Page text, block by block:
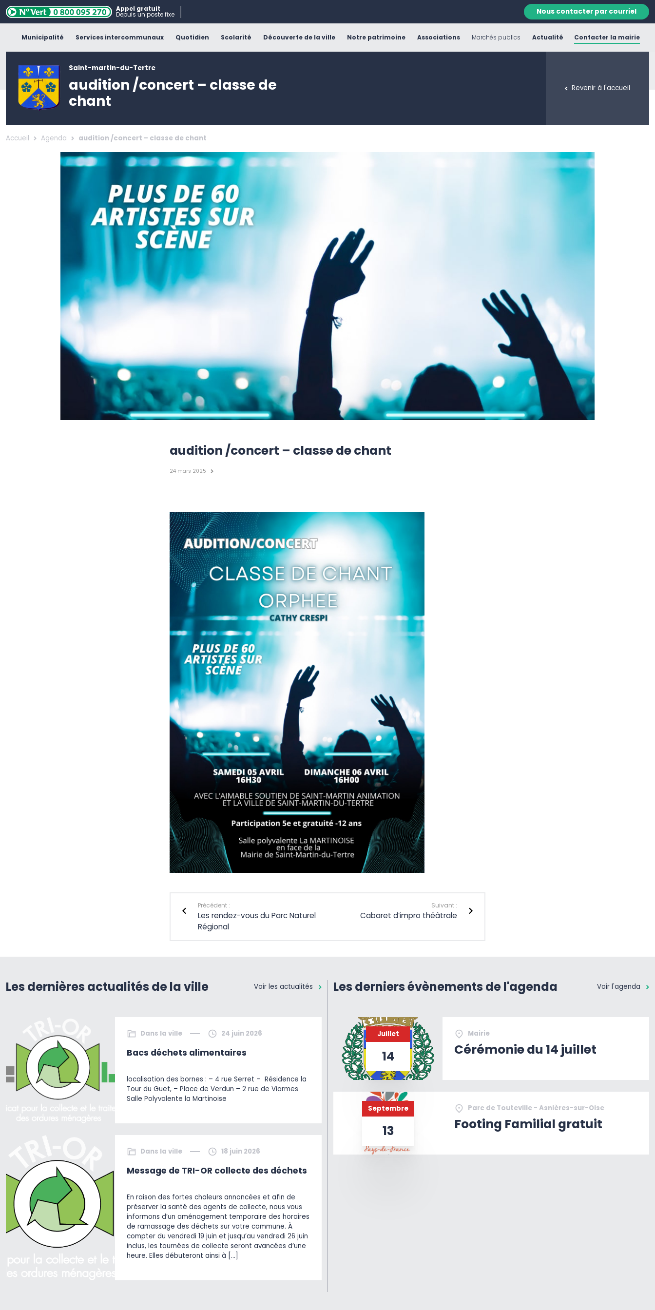
Appel gratuit
Depuis un poste fixe Nous contacter par courriel
Municipalité Services intercommunaux Quotidien Scolarité Découverte de la ville Notre patrimoine Associations Marchés publics Actualité Contacter la mairie
Saint-martin-du-Tertre
audition /concert – classe de
chant
Revenir à l'accueil
Accueil Agenda audition /concert – classe de chant
audition /concert – classe de chant
24 mars 2025
Précédent :
Les rendez-vous du Parc Naturel
Régional
Suivant :
Cabaret d’impro théâtrale
Les dernières actualités de la ville Voir les actualités
Dans la ville 24 juin 2026
Bacs déchets alimentaires
localisation des bornes : – 4 rue Serret – Résidence la
Tour du Guet, – Place de Verdun – 2 rue de Viarmes
Salle Polyvalente la Martinoise
Dans la ville 18 juin 2026
Message de TRI-OR collecte des déchets
En raison des fortes chaleurs annoncées et afin de
préserver la santé des agents de collecte, nous vous
informons d’un aménagement temporaire des horaires
de ramassage des déchets sur votre commune. À
compter du vendredi 19 juin et jusqu’au vendredi 26 juin
inclus, les tournées de collecte seront avancées d’une
heure. Elles débuteront ainsi à […]
Les derniers évènements de l'agenda Voir l'agenda
Juillet
14
Mairie
Cérémonie du 14 juillet
Septembre
13
Parc de Touteville - Asnières-sur-Oise
Footing Familial gratuit